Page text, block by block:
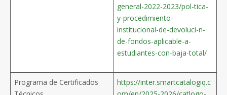
general-2022-2023/pol-tica-
y-procedimiento-
institucional-de-devoluci-n-
de-fondos-aplicable-a-
estudiantes-con-baja-total/
Programa de Certificados
https://inter.smartcatalogiq.c